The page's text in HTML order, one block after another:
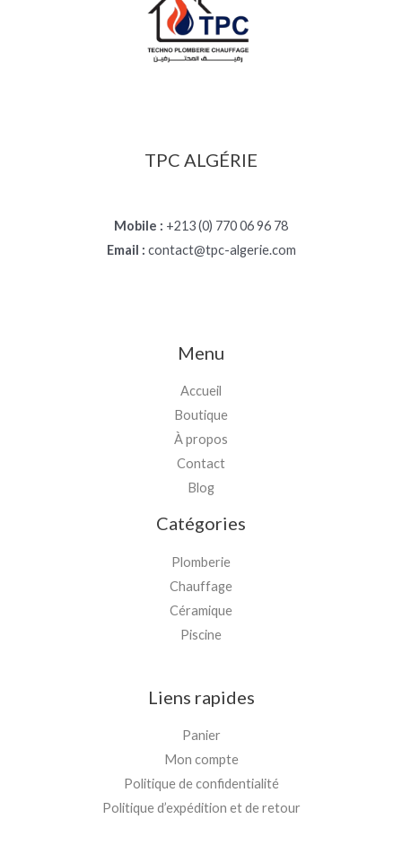
TPC ALGÉRIE
Mobile : +213 (0) 770 06 96 78
Email : contact@tpc-algerie.com
Menu
Accueil
Boutique
À propos
Contact
Blog
Catégories
Plomberie
Chauffage
Céramique
Piscine
Liens rapides
Panier
Mon compte
Politique de confidentialité
Politique d’expédition et de retour